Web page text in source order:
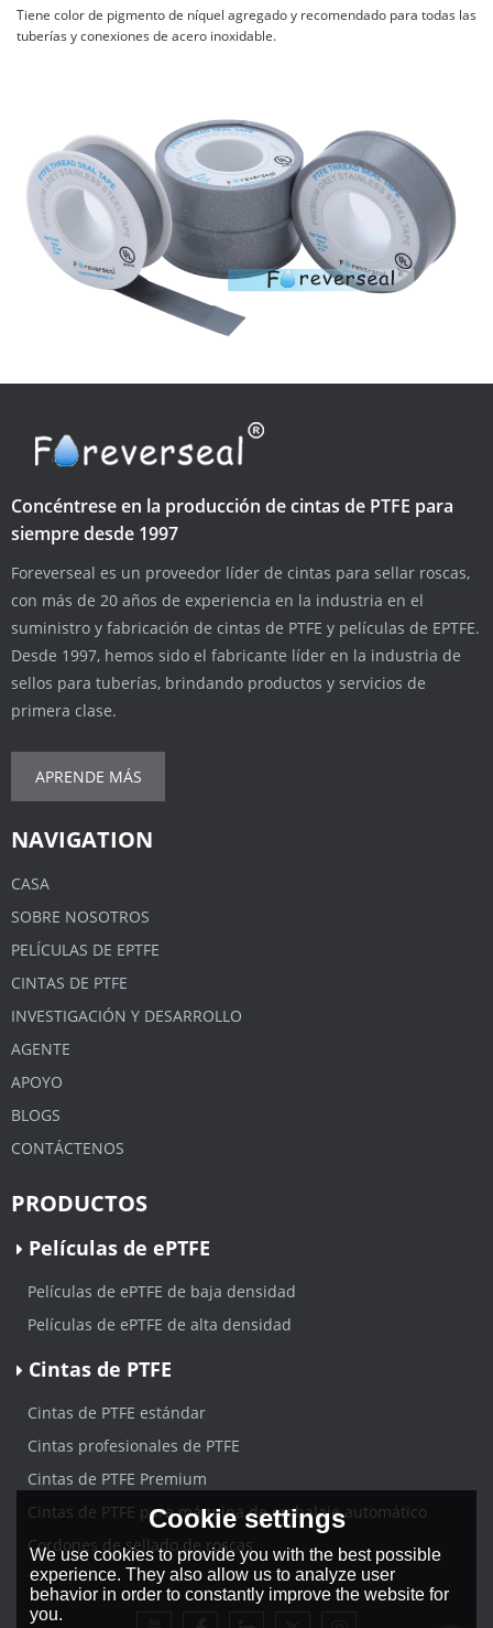
Tiene color de pigmento de níquel agregado y recomendado para todas las
tuberías y conexiones de acero inoxidable.
Concéntrese en la producción de cintas de PTFE para
siempre desde 1997
Foreverseal es un proveedor líder de cintas para sellar roscas,
con más de 20 años de experiencia en la industria en el
suministro y fabricación de cintas de PTFE y películas de EPTFE.
Desde 1997, hemos sido el fabricante líder en la industria de
sellos para tuberías, brindando productos y servicios de
primera clase.
APRENDE MÁS
NAVIGATION
CASA
SOBRE NOSOTROS
PELÍCULAS DE EPTFE
CINTAS DE PTFE
INVESTIGACIÓN Y DESARROLLO
AGENTE
APOYO
BLOGS
CONTÁCTENOS
PRODUCTOS
Películas de ePTFE
Películas de ePTFE de baja densidad
Películas de ePTFE de alta densidad
Cintas de PTFE
Cintas de PTFE estándar
Cintas profesionales de PTFE
Cintas de PTFE Premium
Cintas de PTFE para máquina de embalaje automático
Cordones de sellado de roscas
Cookie settings
We use cookies to provide you with the best possible
experience. They also allow us to analyze user
behavior in order to constantly improve the website for
you.